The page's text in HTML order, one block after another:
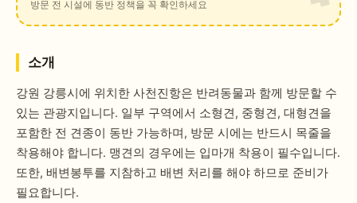
방문 전 시설에 동반 정책을 꼭 확인하세요
소개
강원 강릉시에 위치한 사천진항은 반려동물과 함께 방문할 수
있는 관광지입니다. 일부 구역에서 소형견, 중형견, 대형견을
포함한 전 견종이 동반 가능하며, 방문 시에는 반드시 목줄을
착용해야 합니다. 맹견의 경우에는 입마개 착용이 필수입니다.
또한, 배변봉투를 지참하고 배변 처리를 해야 하므로 준비가
필요합니다.